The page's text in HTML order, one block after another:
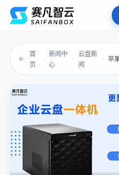
←
首
页
›
新闻中
心
›
云盘新
闻
›